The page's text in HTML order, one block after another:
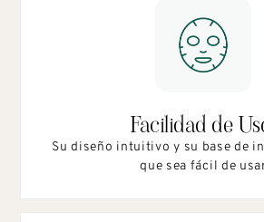
Facilidad de
Su diseño intuitivo y su base de
que sea fácil de